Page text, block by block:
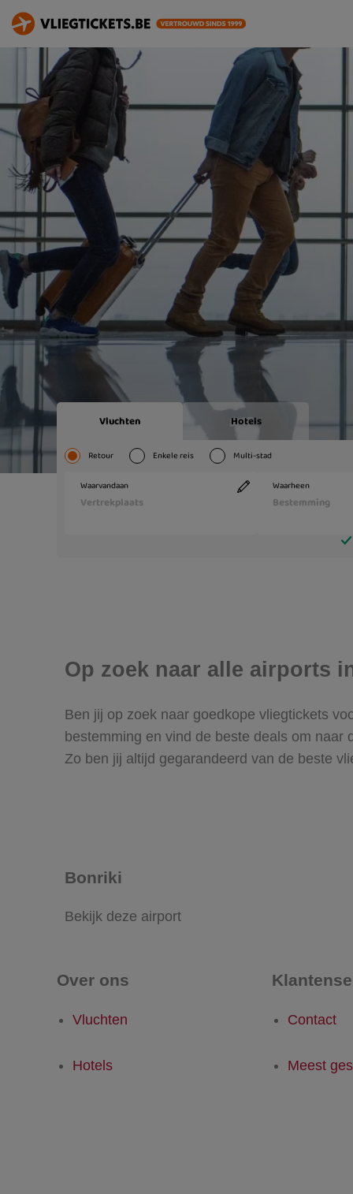
Op zoek naar alle airports
Ben jij op zoek naar goedkope vliegtickets
bestemming en vind de beste deals om
Zo ben jij altijd gegarandeerd van de beste
Bonriki
Bekijk deze airport
Over ons
Vluchten
Hotels
Contact
Meest